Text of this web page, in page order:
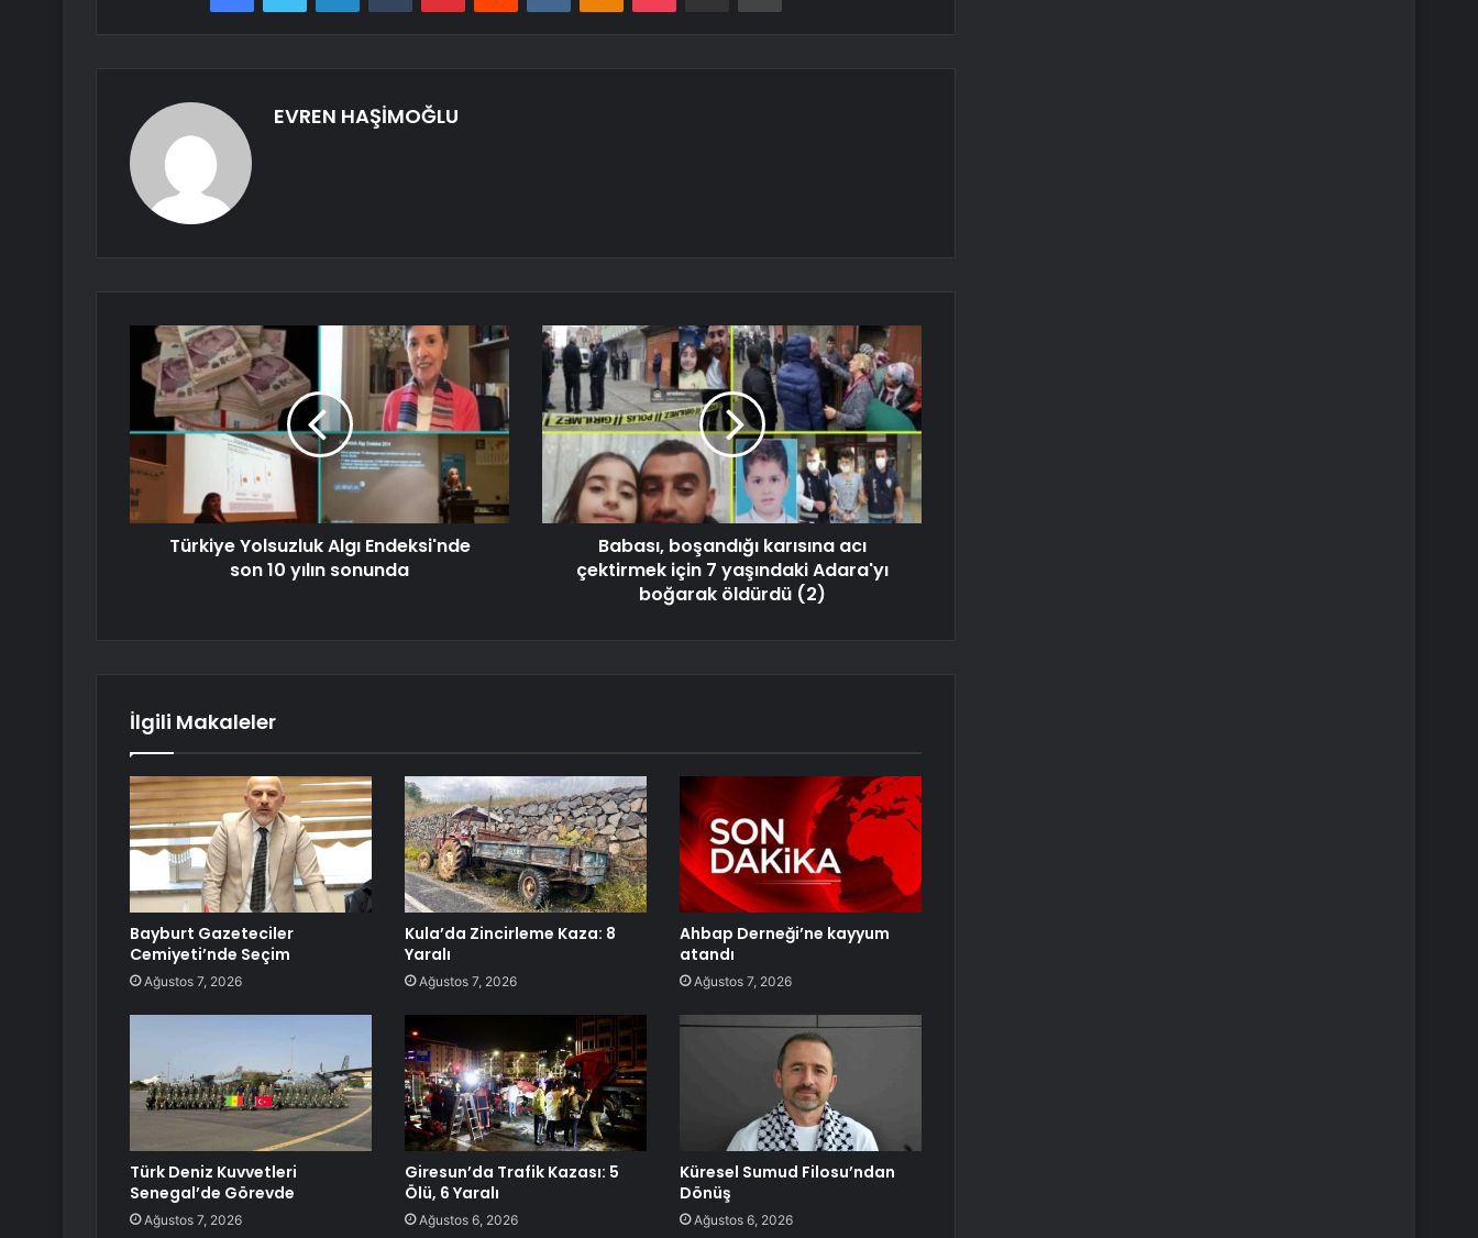
EVREN HAŞİMOĞLU
Türkiye Yolsuzluk Algı Endeksi'nde
son 10 yılın sonunda
Babası, boşandığı karısına acı
çektirmek için 7 yaşındaki Adara'yı
boğarak öldürdü (2)
İlgili Makaleler
Bayburt Gazeteciler
Cemiyeti’nde Seçim
Ağustos 7, 2026
Kula’da Zincirleme Kaza: 8
Yaralı
Ağustos 7, 2026
Ahbap Derneği’ne kayyum
atandı
Ağustos 7, 2026
Türk Deniz Kuvvetleri
Senegal’de Görevde
Ağustos 7, 2026
Giresun’da Trafik Kazası: 5
Ölü, 6 Yaralı
Ağustos 6, 2026
Küresel Sumud Filosu’ndan
Dönüş
Ağustos 6, 2026